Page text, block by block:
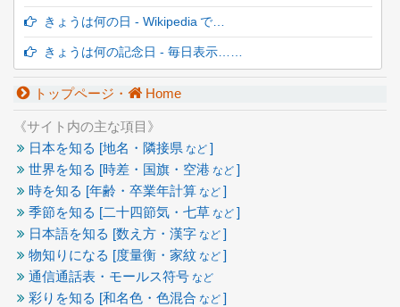
きょうは何の日 - Wikipedia で…
きょうは何の記念日 - 毎日表示……
トップページ・ Home
《サイト内の主な項目》
日本を知る [地名・隣接県 など ]
世界を知る [時差・国旗・空港 など ]
時を知る [年齢・卒業年計算 など ]
季節を知る [二十四節気・七草 など ]
日本語を知る [数え方・漢字 など ]
物知りになる [度量衡・家紋 など ]
通信通話表・モールス符号 など
彩りを知る [和名色・色混合 など ]